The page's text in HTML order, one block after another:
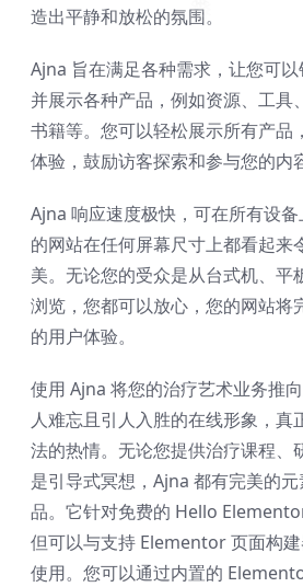
❅
造出平静和放松的氛围。
Ajna 旨在满足各种需求，让您可
并展示各种产品，例如资源、工具
书籍等。您可以轻松展示所有产品
体验，鼓励访客探索和参与您的内
Ajna 响应速度极快，可在所有设
的网站在任何屏幕尺寸上都看起来
美。无论您的受众是从台式机、平
浏览，您都可以放心，您的网站将
的用户体验。
使用 Ajna 将您的治疗艺术业务推
人难忘且引人入胜的在线形象，真
法的热情。无论您提供治疗课程、
是引导式冥想，Ajna 都有完美的
品。它针对免费的 Hello
但可以与支持 Elementor 页面构
使用。您可以通过内置的